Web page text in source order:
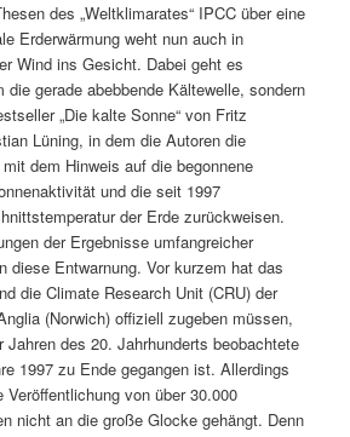
des „Weltklimarates“ IPCC über eine
Erderwärmung weht nun auch in
Wind ins Gesicht. Dabei geht es
die gerade abebbende Kältewelle, sondern
„Die kalte Sonne“ von Fritz
Lüning, in dem die Autoren die
dem Hinweis auf die begonnene
und die seit 1997
der Erde zurückweisen.
der Ergebnisse umfangreicher
diese Entwarnung. Vor kurzem hat das
die Climate Research Unit (CRU) der
(Norwich) offiziell zugeben müssen,
des 20. Jahrhunderts beobachtete
1997 zu Ende gegangen ist. Allerdings
von über 30.000
nicht an die große Glocke gehängt. Denn